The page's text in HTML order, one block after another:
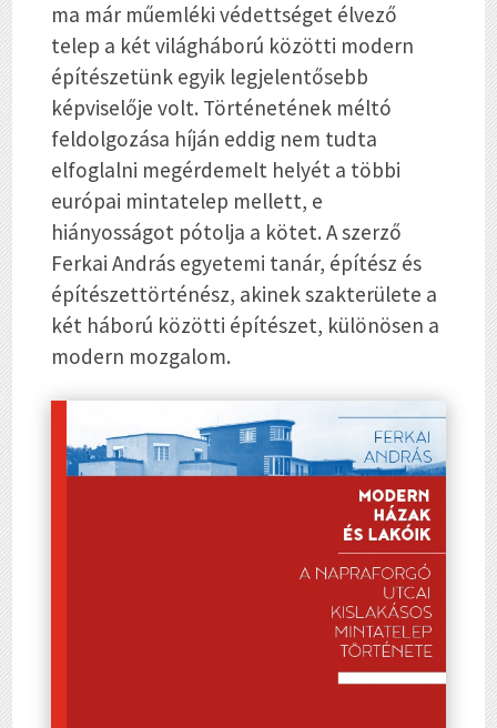
ma már műemléki védettséget élvező
telep a két világháború közötti modern
építészetünk egyik legjelentősebb
képviselője volt. Történetének méltó
feldolgozása híján eddig nem tudta
elfoglalni megérdemelt helyét a többi
európai mintatelep mellett, e
hiányosságot pótolja a kötet. A szerző
Ferkai Andrásegyetemi tanár, építész és
építészettörténész, akinek szakterülete a
két háború közötti építészet, különösen a
modern mozgalom.